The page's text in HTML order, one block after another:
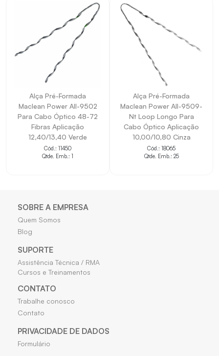
Alça Pré-Formada
Maclean Power All-9502
Para Cabo Óptico 48-72
Fibras Aplicação
12,40/13,40 Verde
Cód.: 11450
Qtde. Emb.: 1
Alça Pré-Formada
Maclean Power All-9509-
Nt Loop Longo Para
Cabo Óptico Aplicação
10,00/10,80 Cinza
Cód.: 18065
Qtde. Emb.: 25
SOBRE A EMPRESA
Quem Somos
Blog
SUPORTE
Assistência Técnica / RMA
Cursos e Treinamentos
CONTATO
Trabalhe conosco
Contato
PRIVACIDADE DE DADOS
Formulário